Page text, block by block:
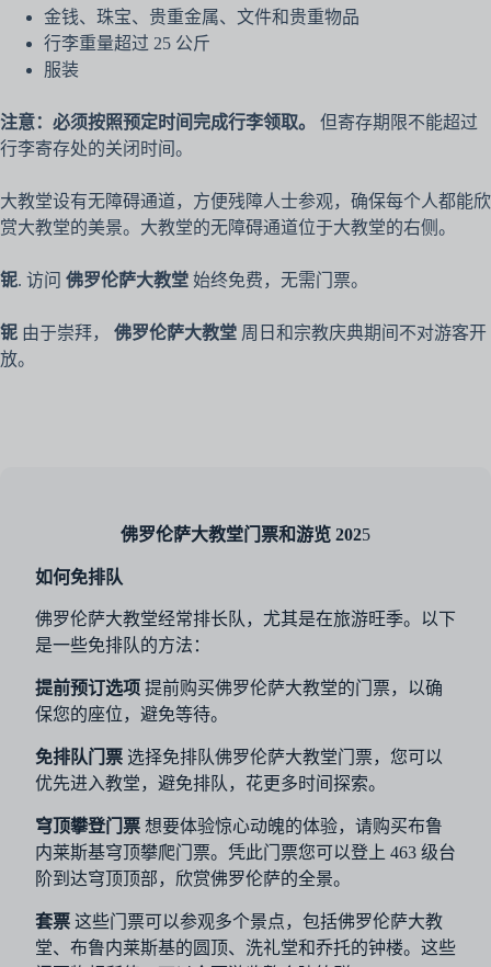
金钱、珠宝、贵重金属、文件和贵重物品
行李重量超过 25 公斤
服装
注意：必须按照预定时间完成行李领取。
但寄存期限不能超过
行李寄存处的关闭时间。
大教堂设有无障碍通道，方便残障人士参观，确保每个人都能欣
赏大教堂的美景。大教堂的无障碍通道位于大教堂的右侧。
铌. 访问 佛罗伦萨大教堂 始终免费，无需门票。
铌 由于崇拜， 佛罗伦萨大教堂 周日和宗教庆典期间不对游客开
放。
佛罗伦萨大教堂门票和游览 2025
如何免排队
佛罗伦萨大教堂经常排长队，尤其是在旅游旺季。以下
是一些免排队的方法：
提前预订选项 提前购买佛罗伦萨大教堂的门票，以确
保您的座位，避免等待。
免排队门票 选择免排队佛罗伦萨大教堂门票，您可以
优先进入教堂，避免排队，花更多时间探索。
穹顶攀登门票 想要体验惊心动魄的体验，请购买布鲁
内莱斯基穹顶攀爬门票。凭此门票您可以登上 463 级台
阶到达穹顶顶部，欣赏佛罗伦萨的全景。
套票 这些门票可以参观多个景点，包括佛罗伦萨大教
堂、布鲁内莱斯基的圆顶、洗礼堂和乔托的钟楼。这些